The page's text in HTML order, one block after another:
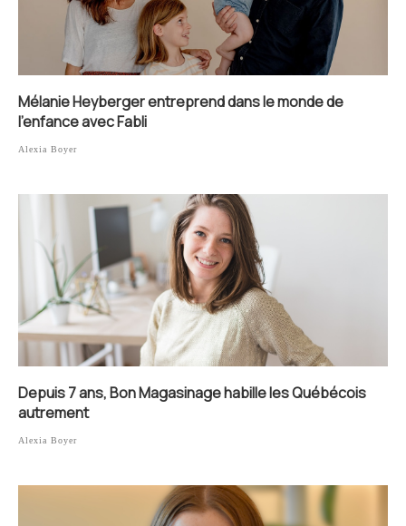
Mélanie Heyberger entreprend dans le monde de
l’enfance avec Fabli
Alexia Boyer
Depuis 7 ans, Bon Magasinage habille les Québécois
autrement
Alexia Boyer